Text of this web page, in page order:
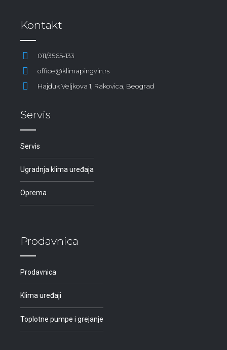
Kontakt
011/3565-133
office@klimapingvin.rs
Hajduk Veljkova 1, Rakovica, Beograd
Servis
Servis
Ugradnja klima uređaja
Oprema
Prodavnica
Prodavnica
Klima uređaji
Toplotne pumpe i grejanje